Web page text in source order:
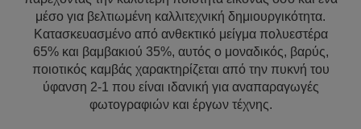
μέσο για βελτιωμένη καλλιτεχνική δημιουργικότητα.
Κατασκευασμένο από ανθεκτικό μείγμα πολυεστέρα
65% και βαμβακιού 35%, αυτός ο μοναδικός, βαρύς,
ποιοτικός καμβάς χαρακτηρίζεται από την πυκνή του
ύφανση 2-1 που είναι ιδανική για αναπαραγωγές
φωτογραφιών και έργων τέχνης.